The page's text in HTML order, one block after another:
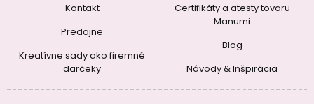
Kontakt
Predajne
Kreatívne sady ako firemné
darčeky
Certifikáty a atesty tovaru
Manumi
Blog
Návody & Inšpirácia